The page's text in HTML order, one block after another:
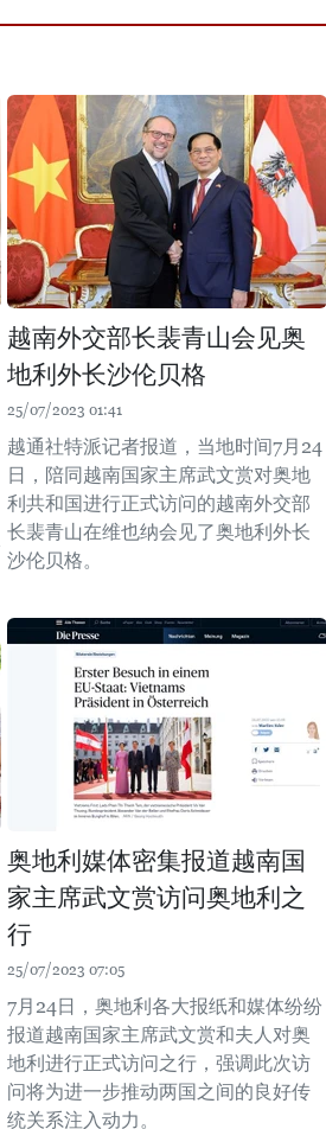
越南外交部长裴青山会见奥
地利外长沙伦贝格
25/07/2023 01:41
越通社特派记者报道，当地时间7月24
日，陪同越南国家主席武文赏对奥地
利共和国进行正式访问的越南外交部
长裴青山在维也纳会见了奥地利外长
沙伦贝格。
奥地利媒体密集报道越南国
家主席武文赏访问奥地利之
行
25/07/2023 07:05
7月24日，奥地利各大报纸和媒体纷纷
报道越南国家主席武文赏和夫人对奥
地利进行正式访问之行，强调此次访
问将为进一步推动两国之间的良好传
统关系注入动力。